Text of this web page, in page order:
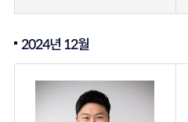
2024년 12월